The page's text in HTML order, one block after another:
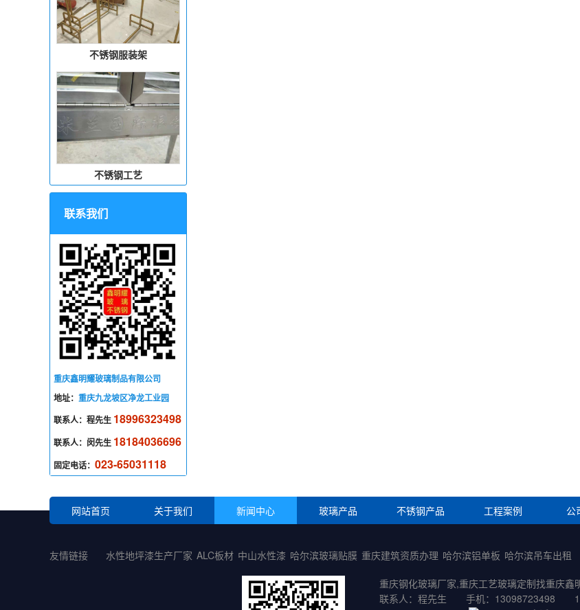
不锈钢服装架
不锈钢工艺
联系我们
重庆鑫明耀玻璃制品有限公司
地址： 重庆九龙坡区净龙工业园
联系人：程先生 18996323498
联系人：闵先生 18184036696
固定电话： 023-65031118
网站首页 关于我们 新闻中心 玻璃产品 不锈钢产品 工程案例 公
友情链接 水性地坪漆生产厂家 ALC板材 中山水性漆 哈尔滨玻璃贴膜 重庆建筑资质办理 哈尔滨铝单板 哈尔滨吊车出租
重庆钢化玻璃厂家,重庆工艺玻璃定制找重庆鑫
联系人：程先生 手机：13098723498